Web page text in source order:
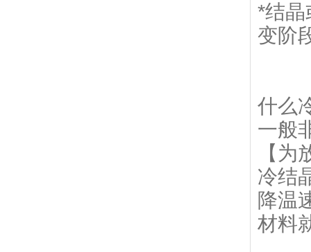
*结晶
变阶
什么
一般
【为
冷结
降温
材料